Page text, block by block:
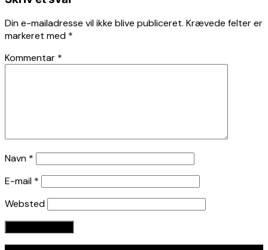
Din e-mailadresse vil ikke blive publiceret. Krævede felter er
markeret med *
Kommentar *
Navn *
E-mail *
Websted